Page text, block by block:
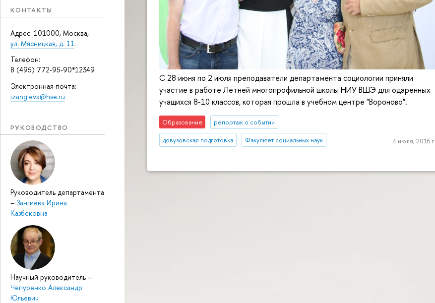
КОНТАКТЫ
Адрес: 101000, Москва,
ул. Мясницкая, д. 11.
Телефон:
8 (495) 772-95-90*12349
Электронная почта:
izangieva@hse.ru
РУКОВОДСТВО
Руководитель департамента
– Зангиева Ирина
Казбековна
Научный руководитель –
Чепуренко Александр
Юльевич
С 28 июня по 2 июля преподаватели департамента социологии приняли
участие в работе Летней многопрофильной школы НИУ ВШЭ для одаренных
учащихся 8-10 классов, которая прошла в учебном центре "Вороново".
Образование репортаж о событии
довузовская подготовка Факультет социальных наук 4 июля, 2016 г.